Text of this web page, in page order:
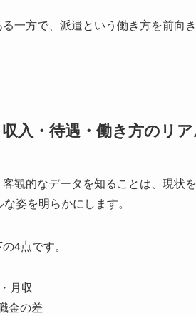
一方で、派遣という働き方を前向
入・待遇・働き方のリ
観的なデータを知ることは、現状
姿を明らかにします。
4点です。
月収
金の差